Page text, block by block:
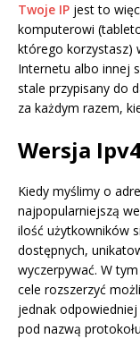
Twoje IP jest to
komputerowi
którego korzystasz)
Internetu albo innej
stale przypisany do
za każdym razem,
Wersja
Kiedy myślimy o
najpopularniejszą
ilość użytkowników
dostępnych,
wyczerpywać. W
cele rozszerzyć
jednak
pod nazwą